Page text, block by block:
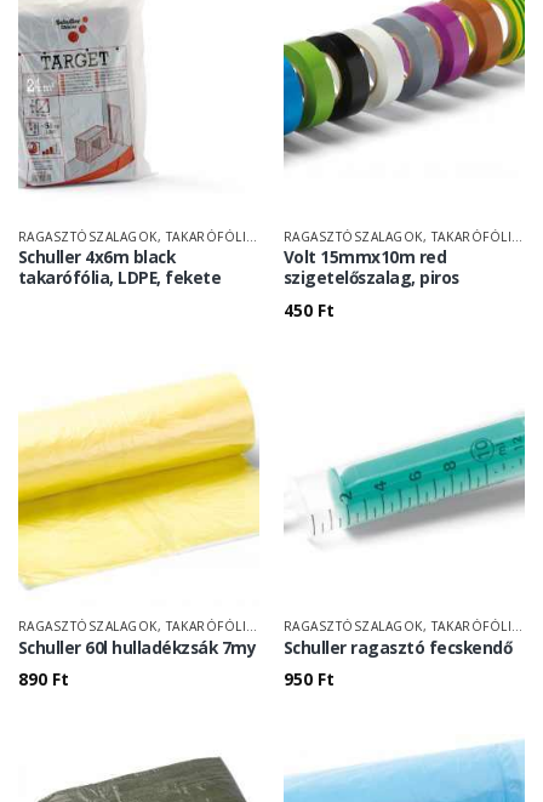
Schuller 4x6m black
takarófólia, LDPE, fekete
Volt 15mmx10m red
szigetelőszalag, piros
450 Ft
RAGASZTÓSZALAGOK, TAKARÓFÓLIÁK
Schuller 60l hulladékzsák 7my
890 Ft
RAGASZTÓSZALAGOK, TAKARÓFÓLIÁK
Schuller ragasztó fecskendő
950 Ft